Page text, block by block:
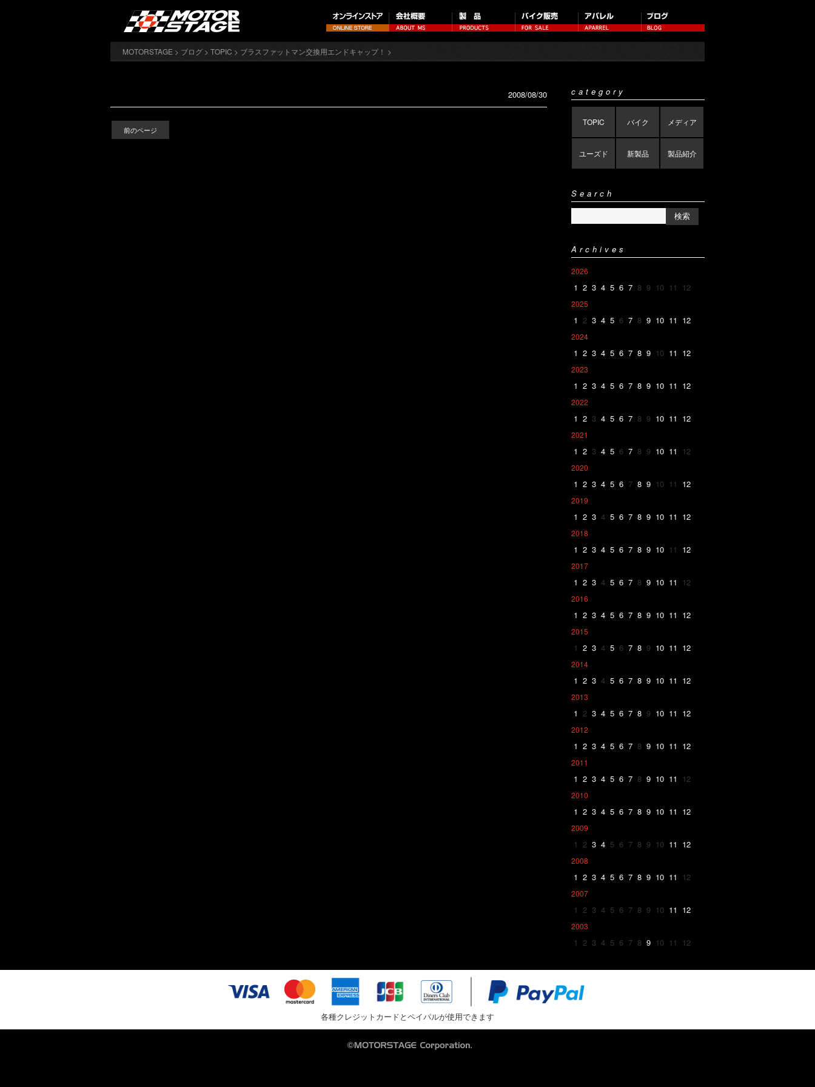
MOTORSTAGE > ブログ > TOPIC > ブラスファットマン交換用エンドキャップ！ >
2008/08/30
前のページ
category
TOPIC バイク メディア
ユーズド 新製品 製品紹介
Search
Archives
2026
1 2 3 4 5 6 7 8 9 10 11 12
2025
1 2 3 4 5 6 7 8 9 10 11 12
2024
1 2 3 4 5 6 7 8 9 10 11 12
2023
1 2 3 4 5 6 7 8 9 10 11 12
2022
1 2 3 4 5 6 7 8 9 10 11 12
2021
1 2 3 4 5 6 7 8 9 10 11 12
2020
1 2 3 4 5 6 7 8 9 10 11 12
2019
1 2 3 4 5 6 7 8 9 10 11 12
2018
1 2 3 4 5 6 7 8 9 10 11 12
2017
1 2 3 4 5 6 7 8 9 10 11 12
2016
1 2 3 4 5 6 7 8 9 10 11 12
2015
1 2 3 4 5 6 7 8 9 10 11 12
2014
1 2 3 4 5 6 7 8 9 10 11 12
2013
1 2 3 4 5 6 7 8 9 10 11 12
2012
1 2 3 4 5 6 7 8 9 10 11 12
2011
1 2 3 4 5 6 7 8 9 10 11 12
2010
1 2 3 4 5 6 7 8 9 10 11 12
2009
1 2 3 4 5 6 7 8 9 10 11 12
2008
1 2 3 4 5 6 7 8 9 10 11 12
2007
1 2 3 4 5 6 7 8 9 10 11 12
2003
1 2 3 4 5 6 7 8 9 10 11 12
各種クレジットカードとペイパルが使用できます